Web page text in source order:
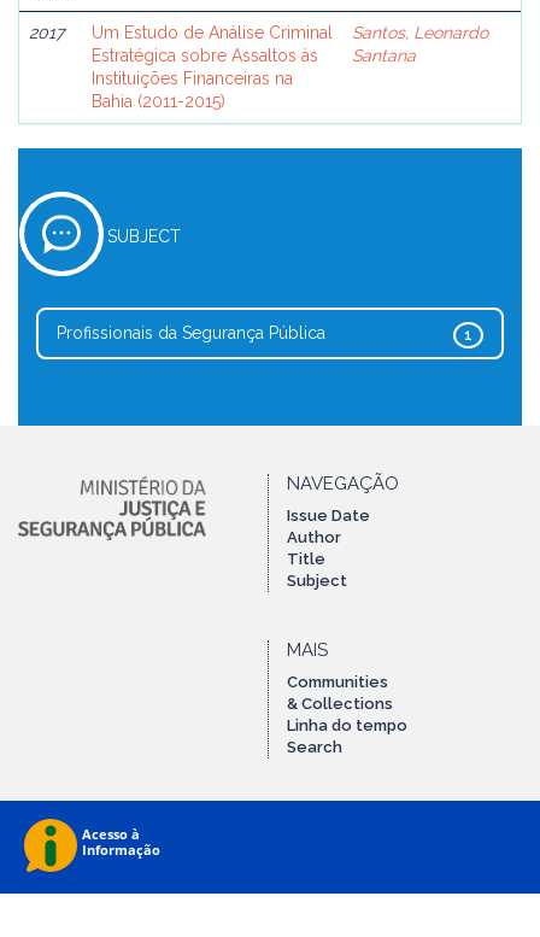
2017
Um Estudo de Análise Criminal
Estratégica sobre Assaltos às
Instituições Financeiras na
Bahia (2011-2015)
Santos, Leonardo
Santana
SUBJECT
1
Profissionais da Segurança Pública
NAVEGAÇÃO
Issue Date
Author
Title
Subject
MAIS
Communities
& Collections
Linha do tempo
Search